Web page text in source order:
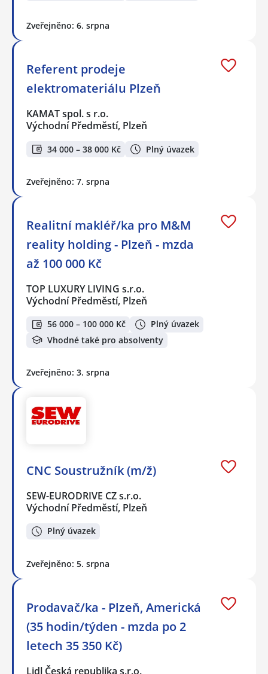
Zveřejněno: 6. srpna
Referent prodeje
elektromateriálu Plzeň
KAMAT spol. s r.o.
Východní Předměstí, Plzeň
34 000 – 38 000 Kč Plný úvazek
Zveřejněno: 7. srpna
Realitní makléř/ka pro M&M
reality holding - Plzeň - mzda
až 100 000 Kč
TOP LUXURY LIVING s.r.o.
Východní Předměstí, Plzeň
56 000 – 100 000 Kč
Plný úvazek
Vhodné také pro absolventy
Zveřejněno: 3. srpna
CNC Soustružník (m/ž)
SEW-EURODRIVE CZ s.r.o.
Východní Předměstí, Plzeň
Plný úvazek
Zveřejněno: 5. srpna
Prodavač/ka - Plzeň, Americká
(35 hodin/týden - mzda po 2
letech 35 350 Kč)
Lidl Česká republika s.r.o.